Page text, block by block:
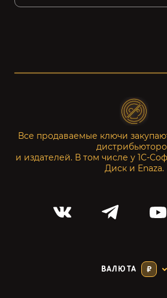
Все продаваемые ключи
и издателей. В том числе у 1С-
Диск и Enaza.
ВАЛЮТА ₽